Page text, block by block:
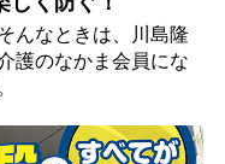
んなときは、川島隆
護のなかま会員にな